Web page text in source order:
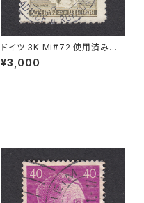
ドイツ 3K Mi#72 使用済み切
手｜RADNITZ b. ROKITZAN
2.X.1941
¥3,000